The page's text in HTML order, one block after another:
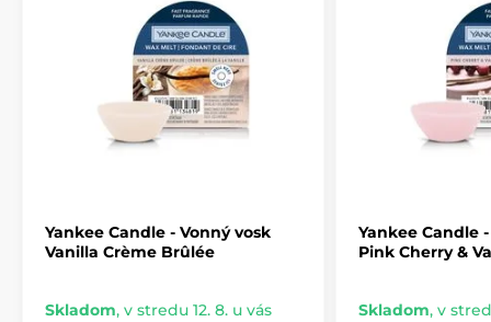
Yankee Candle - Vonný vosk
Vanilla Crème Brûlée
Skladom, v stredu 12. 8. u vás
Yankee Candle
Pink Cherry &
Skladom, v